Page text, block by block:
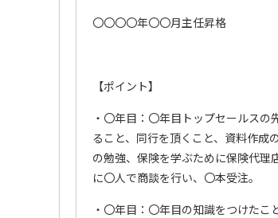
〇〇〇〇年〇〇月主任昇格
【ポイント】
・〇年目：〇年目トップセールス
ること、同行を頂くこと、資料作成
の勉強、保険を学ぶために保険代理
に〇人で商談を行い、〇本受注。
・〇年目：〇年目の知識をつけたこ